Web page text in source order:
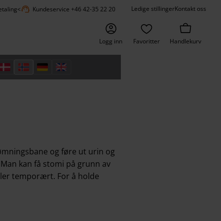
<support_agent Kundeservice +46 42-35 22 20 Ledige stillingerKontakt oss
Logg inn Favoritter Handlekurv
og føre ut urin og
kan få stomi på grunn av
temporært. For å holde